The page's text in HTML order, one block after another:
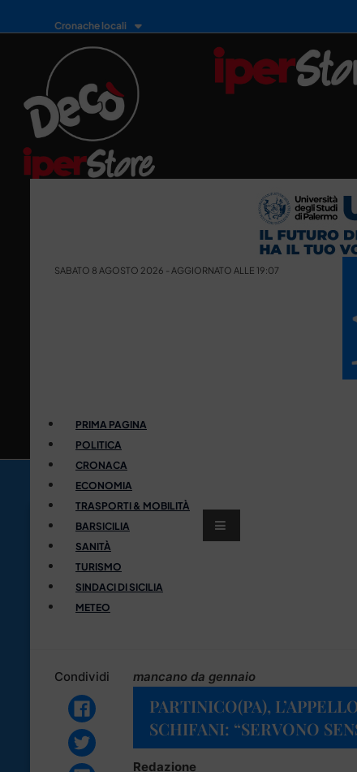
Cronache locali
SABATO 8 AGOSTO 2026 - AGGIORNATO ALLE 19:07
PRIMA PAGINA
POLITICA
CRONACA
ECONOMIA
TRASPORTI & MOBILITÀ
BARSICILIA
SANITÀ
TURISMO
SINDACI DI SICILIA
METEO
Condividi mancano da gennaio
PARTINICO(PA),
SCHIFANI: “SERVONO
Redazione